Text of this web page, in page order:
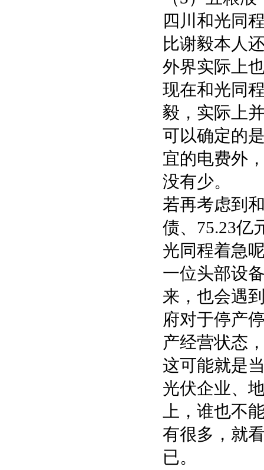
四川和光同
比谢毅本人
外界实际上
现在和光同
毅，实际上
可以确定的
宜的电费外
没有少。
若再考虑到
债、75.23亿
光同程着急
一位头部设
来，也会遇
府对于停产
产经营状态
这可能就是
光伏企业、
上，谁也不
有很多，就
已。